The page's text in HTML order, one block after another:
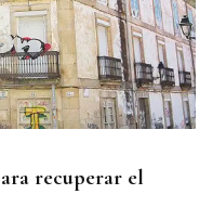
recuperar el